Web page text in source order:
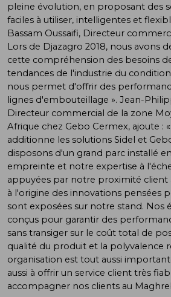
pleine évolution, en proposant des
faciles à utiliser, intelligentes et
Bassam Oussaifi, Directeur
Lors de Djazagro 2018, nous avons
cette compréhension des besoins
tendances de l'industrie du
nous permet d'offrir des
lignes d'embouteillage ». Jean-
Directeur commercial de la zone
Afrique chez Gebo Cermex, ajoute :
additionne les solutions Sidel et
disposons d'un grand parc installé
empreinte et notre expertise à
appuyées par notre proximité client
à l'origine des innovations pensées
sont exposées sur notre stand. Nos
conçus pour garantir des
sans transiger sur le coût total de
qualité du produit et la polyvalence
organisation est tout aussi
aussi à offrir un service client très
accompagner nos clients au